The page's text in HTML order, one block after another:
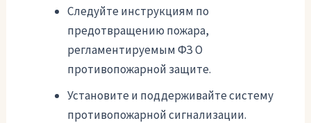
Следуйте инструкциям по
предотвращению пожара,
регламентируемым ФЗ О
противопожарной защите.
Установите и поддерживайте систему
противопожарной сигнализации.